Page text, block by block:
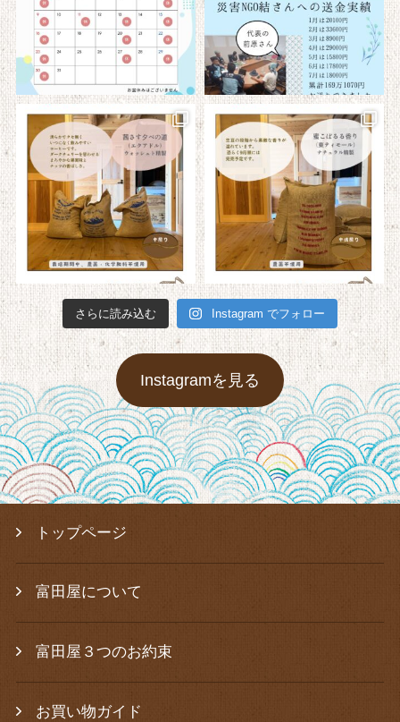
さらに読み込む Instagram でフォロー
Instagramを見る
トップページ
富田屋について
富田屋３つのお約束
お買い物ガイド